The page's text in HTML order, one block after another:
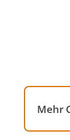
Mehr